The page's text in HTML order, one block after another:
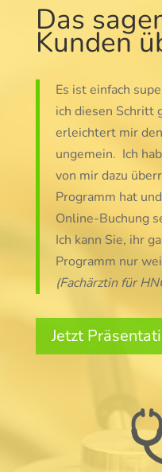
Das
Kunden
Es ist einfach
ich diesen Schritt
erleichtert mir
ungemein. Ich
von mir dazu
Programm hat
Online-Buchung
Ich kann Sie, ihr
Programm nur
(Fachärztin für
Jetzt